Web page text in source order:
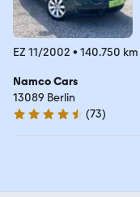
EZ 11/2002 • 140.750 km
Namco Cars
13089 Berlin
4.6 Sterne
(73)